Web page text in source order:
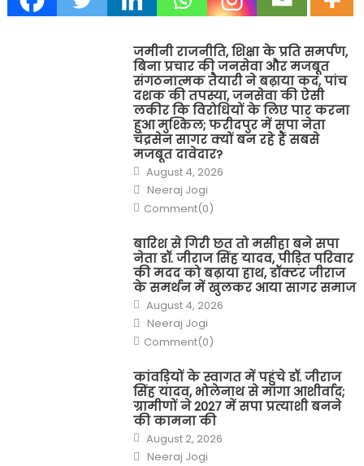
जमीनी राजनीति, शिक्षा के प्रति समर्पण,
बिना प्रचार की जनसेवा और मजबूत
संगठनात्मक तैयारी ने बढ़ाया कद, पांच
दशक की तपस्या, जनसेवा की ऐसी
लकीर कि विरोधियों के लिए पार करना
हुआ मुश्किल; फरीदपुर में सपा नेता
चंद्रसेन सागर क्यों बन रहे हैं सबसे
मजबूत दावेदार?
Posted
on
August 4, 2026
Author
Neeraj Jogi
Comment(0)
बारिश से गिरी छत तो मसीहा बने सपा
नेता डॉ. जीराज सिंह यादव, पीड़ित परिवार
की मदद को बढ़ाया हाथ, डॉक्टर जीराज
के समर्थन में खुलकर आया सागर समाज
Posted
on
August 4, 2026
Author
Neeraj Jogi
Comment(0)
कांवड़ियों के स्वागत में पहुंचे डॉ. जीराज
सिंह यादव, भोलेनाथ से मांगा आशीर्वाद;
ग्रामीणों ने 2027 में सपा प्रत्याशी बनने
की कामना की
Posted
on
August 2, 2026
Author
Neeraj Jogi